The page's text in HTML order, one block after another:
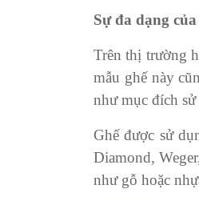
Sự đa dạng
Trên thị trường
mẫu ghế này
như mục đích
Ghế được sử
Diamond,
như gỗ hoặc